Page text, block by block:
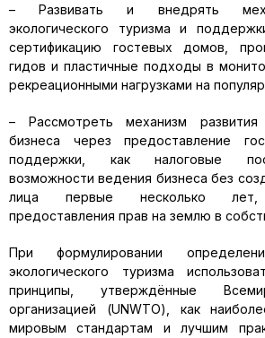
– Развивать и внедрять
экологического туризма и
сертификацию гостевых домов,
гидов и пластичные подходы в
рекреационными нагрузками на
– Рассмотреть механизм развития
бизнеса через предоставление
поддержки, как налоговые
возможности ведения бизнеса без
лица первые несколько лет,
предоставления прав на землю в
При формулировании
экологического туризма
принципы, утверждённые
организацией (UNWTO), как
мировым стандартам и лучшим